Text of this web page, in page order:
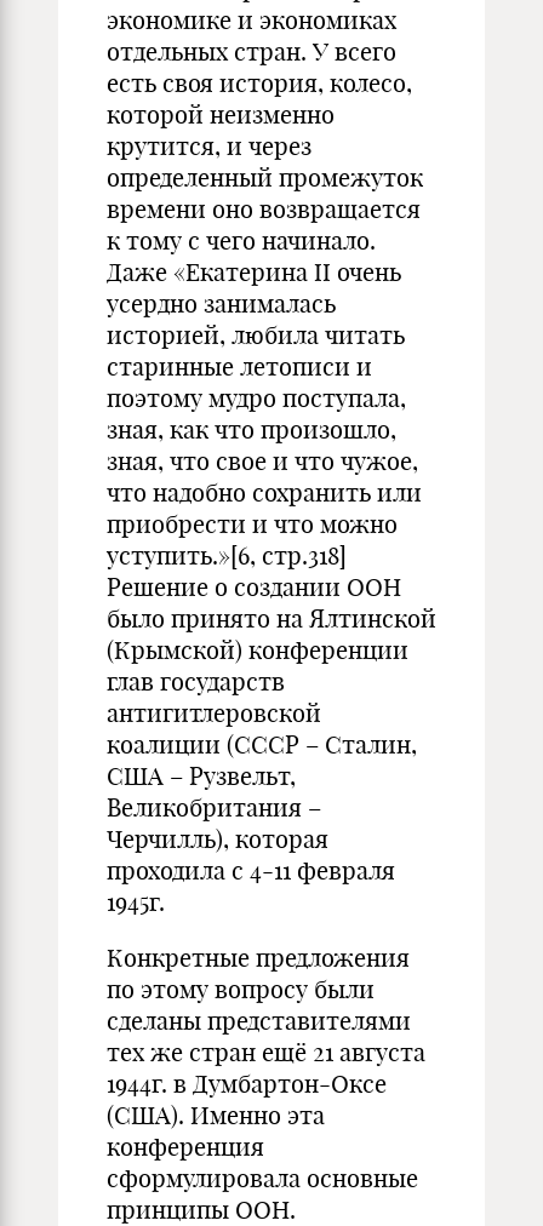
экономике и экономиках
отдельных стран. У всего
есть своя история, колесо,
которой неизменно
крутится, и через
определенный промежуток
времени оно возвращается
к тому с чего начинало.
Даже «Екатерина ІІ очень
усердно занималась
историей, любила читать
старинные летописи и
поэтому мудро поступала,
зная, как что произошло,
зная, что свое и что чужое,
что надобно сохранить или
приобрести и что можно
уступить.»[6, стр.318]
Решение о создании ООН
было принято на Ялтинской
(Крымской) конференции
глав государств
антигитлеровской
коалиции (СССР – Сталин,
США – Рузвельт,
Великобритания –
Черчилль), которая
проходила с 4-11 февраля
1945г.
Конкретные предложения
по этому вопросу были
сделаны представителями
тех же стран ещё 21 августа
1944г. в Думбартон-Оксе
(США). Именно эта
конференция
сформулировала основные
принципы ООН.